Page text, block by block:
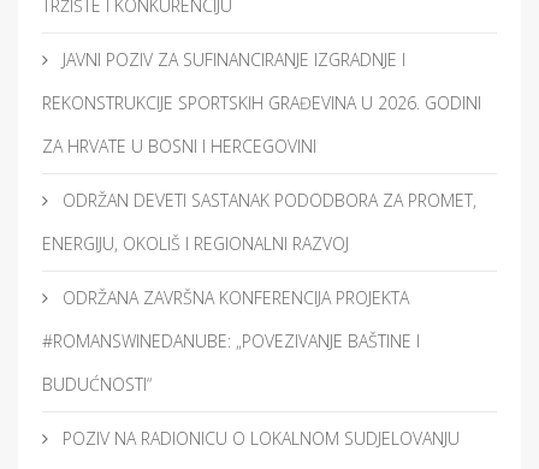
TRŽIŠTE I KONKURENCIJU
JAVNI POZIV ZA SUFINANCIRANJE IZGRADNJE I
REKONSTRUKCIJE SPORTSKIH GRAĐEVINA U 2026. GODINI
ZA HRVATE U BOSNI I HERCEGOVINI
ODRŽAN DEVETI SASTANAK PODODBORA ZA PROMET,
ENERGIJU, OKOLIŠ I REGIONALNI RAZVOJ
ODRŽANA ZAVRŠNA KONFERENCIJA PROJEKTA
#ROMANSWINEDANUBE: „POVEZIVANJE BAŠTINE I
BUDUĆNOSTI“
POZIV NA RADIONICU O LOKALNOM SUDJELOVANJU